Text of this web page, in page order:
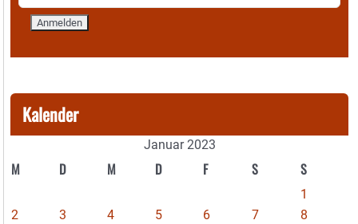
Kalender
Januar 2023
M D M D F S S
1
2
3 4 5 6 7
8